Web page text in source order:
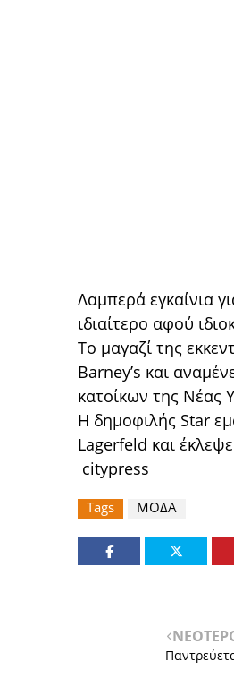
Λαμπερά εγκαίνια
ιδιαίτερο αφού
Το μαγαζί της
Barney’s και
κατοίκων της Νέας
Η δημοφιλής Star
Lagerfeld και
citypress
Tags ΜΟΔΑ